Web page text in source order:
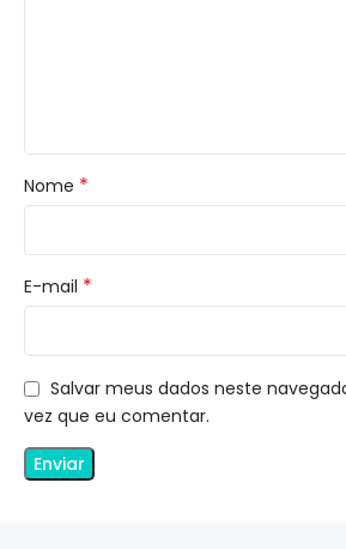
Nome *
E-mail *
Salvar meus dados neste
vez que eu comentar.